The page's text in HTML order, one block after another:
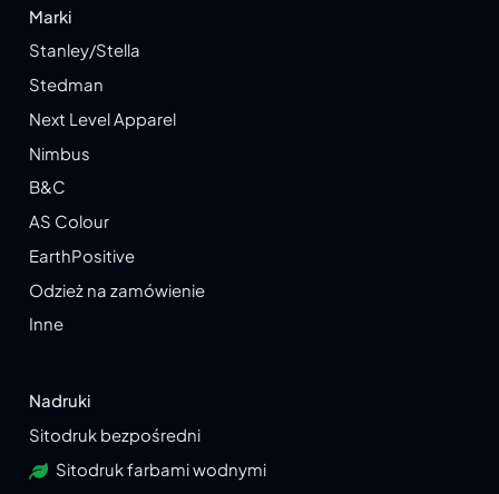
Marki
Stanley/Stella
Stedman
Next Level Apparel
Nimbus
B&C
AS Colour
EarthPositive
Odzież na zamówienie
Inne
Nadruki
Sitodruk bezpośredni
Sitodruk farbami wodnymi